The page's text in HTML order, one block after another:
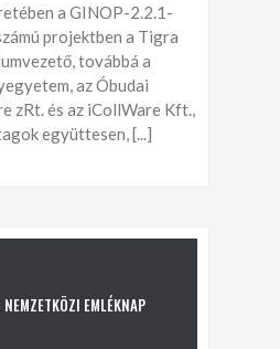
a GINOP-2.2.1-
projektben a Tigra
továbbá a
az Óbudai
zRt. és az iCollWare Kft.,
együttesen, [...]
EMLÉKNAP